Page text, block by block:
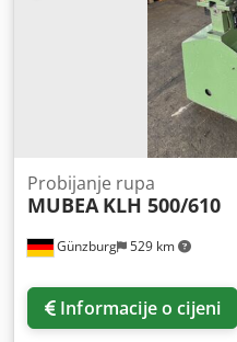
Günzburg 529 km
Probijanje rupa
MUBEA KLH 500/610
Informacije o cijeni